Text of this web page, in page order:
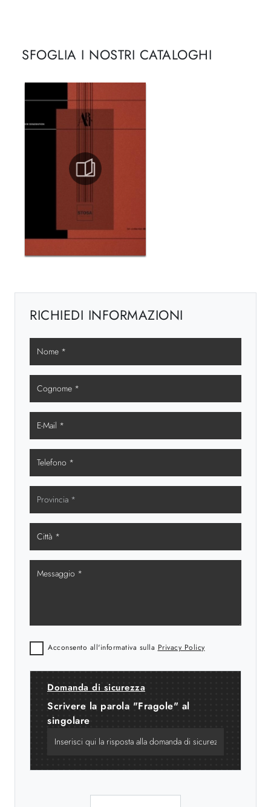
SFOGLIA I NOSTRI CATALOGHI
RICHIEDI INFORMAZIONI
Acconsento all'informativa sulla Privacy Policy
Domanda di sicurezza
Scrivere la parola "Fragole" al
singolare